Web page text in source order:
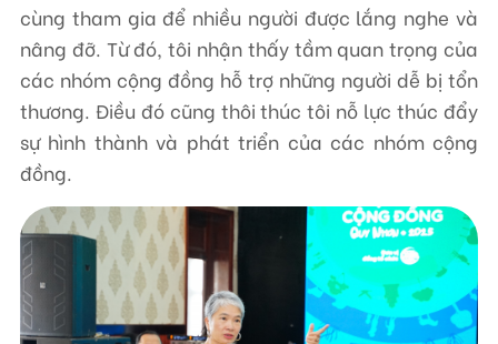
cùng tham gia để nhiều người được lắng nghe và
nâng đỡ. Từ đó, tôi nhận thấy tầm quan trọng của
các nhóm cộng đồng hỗ trợ những người dễ bị tổn
thương. Điều đó cũng thôi thúc tôi nỗ lực thúc đẩy
sự hình thành và phát triển của các nhóm cộng
đồng.